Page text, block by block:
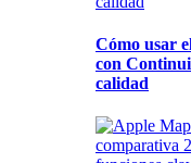
Cómo usar
con
calidad